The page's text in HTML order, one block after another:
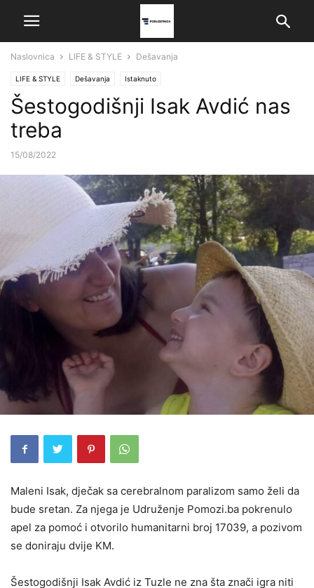
Naslovnica LIFE & STYLE Dešavanja
LIFE & STYLE Dešavanja Istaknuto
Šestogodišnji Isak Avdić nas
treba
15/08/2022
Maleni Isak, dječak sa cerebralnom paralizom samo želi da
bude sretan. Za njega je Udruženje Pomozi.ba pokrenulo
apel za pomoć i otvorilo humanitarni broj 17039, a pozivom
se doniraju dvije KM.
Šestogodišnji Isak Avdić iz Tuzle ne zna šta znači igra niti